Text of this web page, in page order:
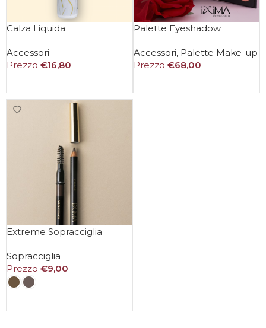
Calza Liquida
Accessori
Prezzo €16,80
Palette Eyeshadow
Accessori, Palette Make-up
Prezzo €68,00
Extreme Sopracciglia
Sopracciglia
Prezzo €9,00